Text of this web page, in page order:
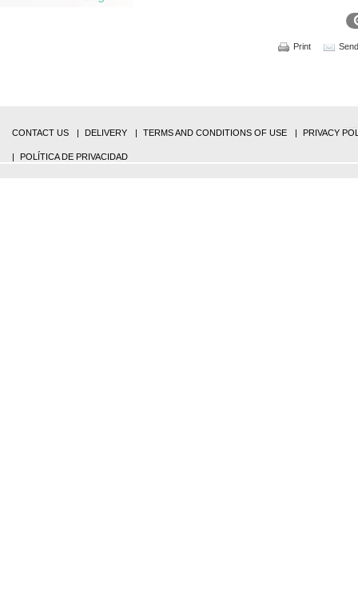
Print
CONTACT US DELIVERY TERMS AND CONDITIONS OF USE PRIVACY
POLÍTICA DE PRIVACIDAD